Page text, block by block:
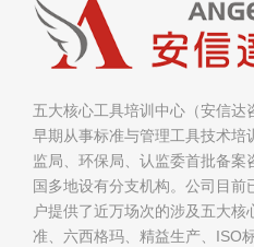
五大核心工具培训中心（安信达
早期从事标准与管理工具技术培
监局、环保局、认监委首批备案
国多地设有分支机构。公司目
户提供了近万场次的涉及五大核
准、六西格玛、精益生产、ISO